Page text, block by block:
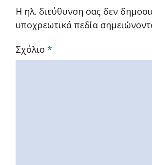
Η ηλ. διεύθυνση σας δεν
υποχρεωτικά πεδία
Σχόλιο *